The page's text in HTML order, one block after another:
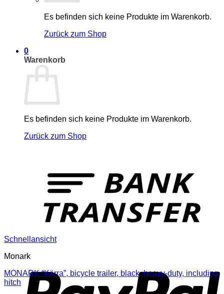
Es befinden sich keine Produkte im Warenkorb.
Zurück zum Shop
0
Warenkorb
Es befinden sich keine Produkte im Warenkorb.
Zurück zum Shop
Schnellansicht
Monark
MONARK “Kärra”, bicycle trailer, black, heavy-duty, including
hitch